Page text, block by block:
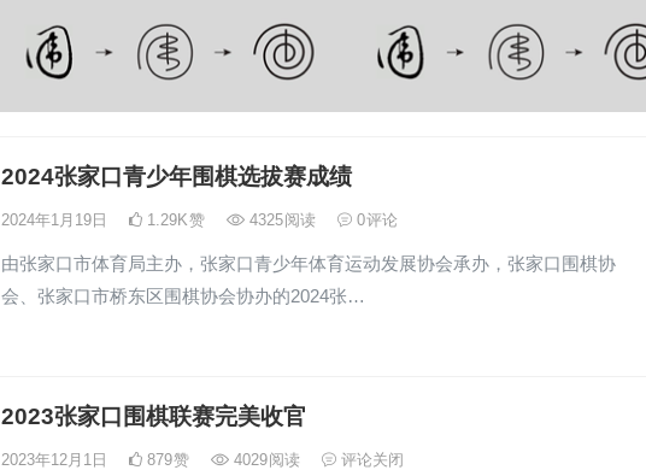
2024张家口青少年围棋选拔赛成绩
2024年1月19日 1.29K赞 4325阅读 0评论
由张家口市体育局主办，张家口青少年体育运动发展协会承办，张家口围棋协
会、张家口市桥东区围棋协会协办的2024张…
2023张家口围棋联赛完美收官
2023年12月1日 879赞 4029阅读 评论关闭